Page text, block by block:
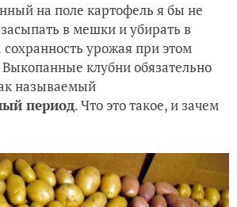
на поле картофель я бы не
засыпать в мешки и убирать в
урожая при этом
клубни обязательно
называемый
период. Что это такое, и зачем